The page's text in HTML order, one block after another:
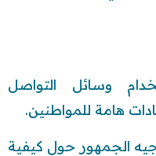
وسائل التواصل
هامة للمواطنين.
الجمهور حول كيفية